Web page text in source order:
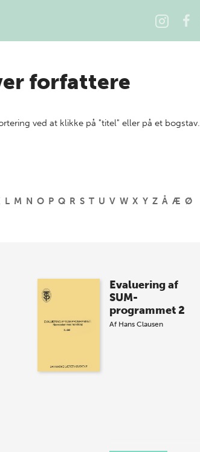
forfattere
ved at klikke på "titel" eller på et bogstav.
L M N O P Q R S T U V W X Y Z Å Æ Ø
Evaluering af
SUM-
programmet 2
Af Hans Clausen